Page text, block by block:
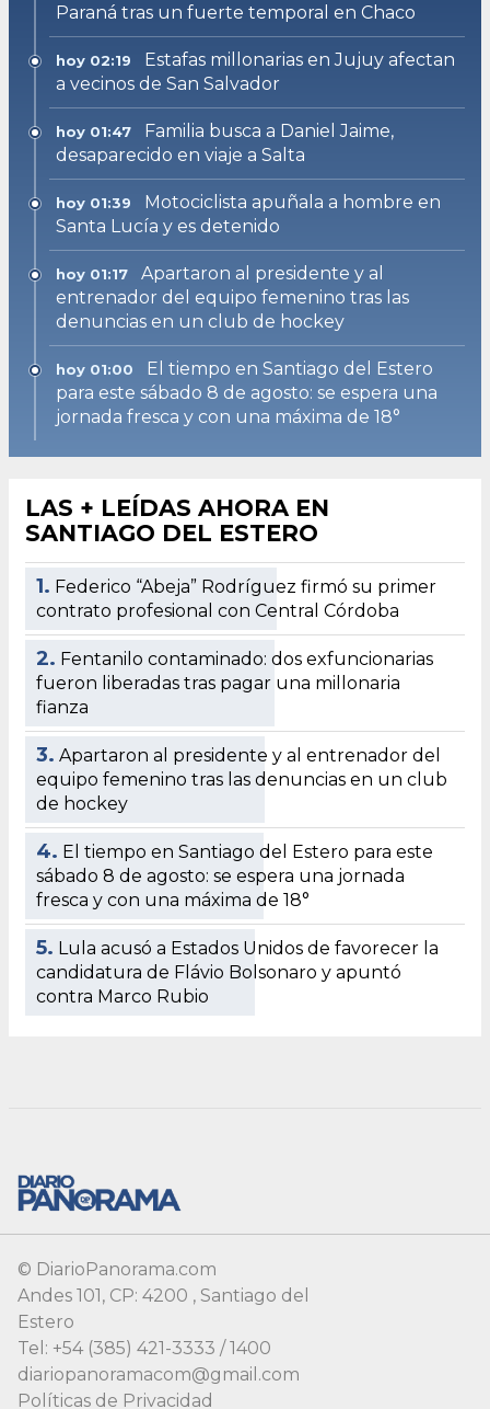
Paraná tras un fuerte temporal en Chaco
hoy 02:19
Estafas millonarias en Jujuy afectan
a vecinos de San Salvador
hoy 01:47
Familia busca a Daniel Jaime,
desaparecido en viaje a Salta
hoy 01:39
Motociclista apuñala a hombre en
Santa Lucía y es detenido
hoy 01:17
Apartaron al presidente y al
entrenador del equipo femenino tras las
denuncias en un club de hockey
hoy 01:00
El tiempo en Santiago del Estero
para este sábado 8 de agosto: se espera una
jornada fresca y con una máxima de 18°
LAS + LEÍDAS AHORA EN
SANTIAGO DEL ESTERO
1. Federico “Abeja” Rodríguez firmó su primer
contrato profesional con Central Córdoba
2. Fentanilo contaminado: dos exfuncionarias
fueron liberadas tras pagar una millonaria
fianza
3. Apartaron al presidente y al entrenador del
equipo femenino tras las denuncias en un club
de hockey
4. El tiempo en Santiago del Estero para este
sábado 8 de agosto: se espera una jornada
fresca y con una máxima de 18°
5. Lula acusó a Estados Unidos de favorecer la
candidatura de Flávio Bolsonaro y apuntó
contra Marco Rubio
© DiarioPanorama.com
Andes 101, CP: 4200 , Santiago del
Estero
Tel: +54 (385) 421-3333 / 1400
diariopanoramacom@gmail.com
Políticas de Privacidad